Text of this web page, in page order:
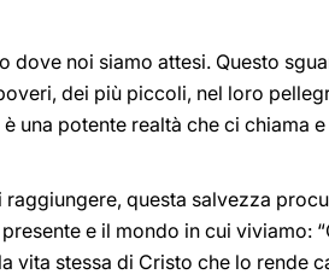
dove noi siamo attesi. Questo
dei più piccoli, nel loro
una potente realtà che ci chiama
questa salvezza
e il mondo in cui viviamo:
vita stessa di Cristo che lo rende